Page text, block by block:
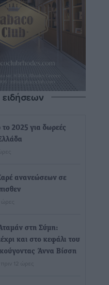
2025 για δωρεές
ανανεώσεων σε
στη Σύμη:
και στο κεφάλι του
Άννα Βίσση
πριν 12 ώρες